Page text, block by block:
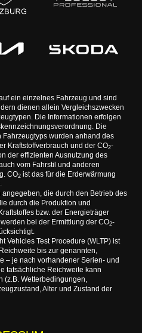
ein einzelnes Fahrzeug und sind
dienen allein Vergleichszwecken
Die Informationen erfolgen
Die
wurden anhand des
Kraftstoffverbrauch und der CO2-
der effizienten Ausnutzung des
vom Fahrstil und anderen
CO2ist das für die Erderwärmung
angegeben, die durch den Betrieb des
durch die Produktion und
bzw. der Energieträger
bei der Ermittlung der CO2-
Vehicles Test Procedure (WLTP) ist
bis zur genannten,
– je nach vorhandener Serien- und
tatsächliche Reichweite kann
Wetterbedingungen,
Alter und Zustand der